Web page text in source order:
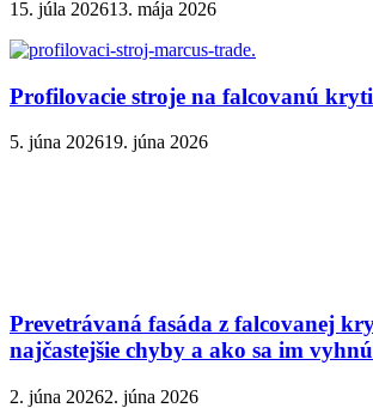
15. júla 202613. mája 2026
Profilovacie stroje na falcovanú
5. júna 202619. júna 2026
Prevetrávaná fasáda z falcovanej
najčastejšie chyby a ako sa im
2. júna 20262. júna 2026